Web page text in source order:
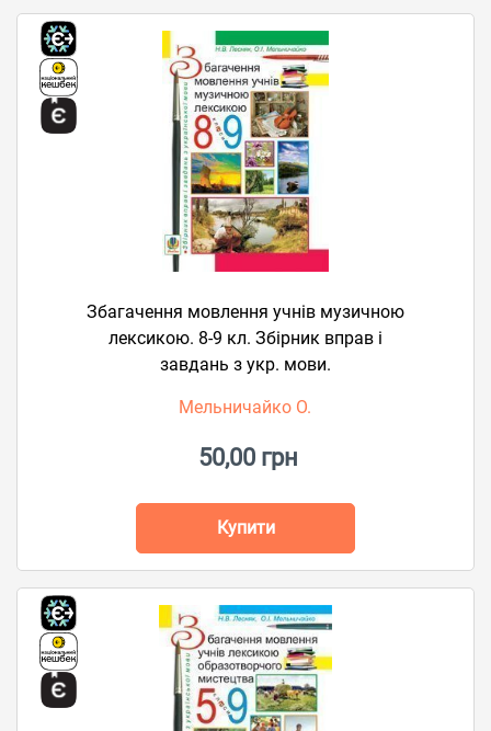
Збагачення мовлення учнів музичною
лексикою. 8-9 кл. Збірник вправ і
завдань з укр. мови.
Мельничайко О.
50,00 грн
Купити